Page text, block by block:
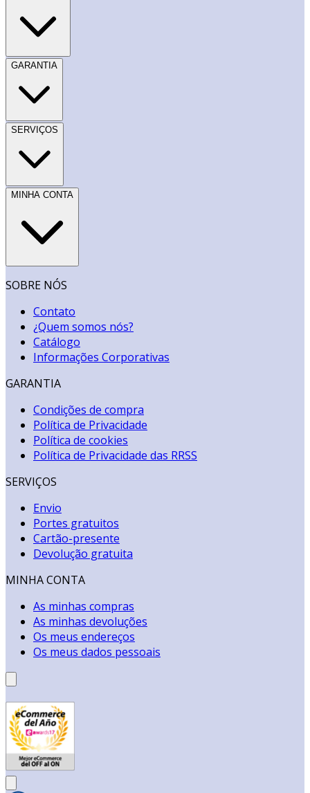
GARANTIA
SERVIÇOS
MINHA CONTA
SOBRE NÓS
Contato
¿Quem somos nós?
Catálogo
Informações Corporativas
GARANTIA
Condições de compra
Política de Privacidade
Política de cookies
Política de Privacidade das RRSS
SERVIÇOS
Envio
Portes gratuitos
Cartão-presente
Devolução gratuita
MINHA CONTA
As minhas compras
As minhas devoluções
Os meus endereços
Os meus dados pessoais